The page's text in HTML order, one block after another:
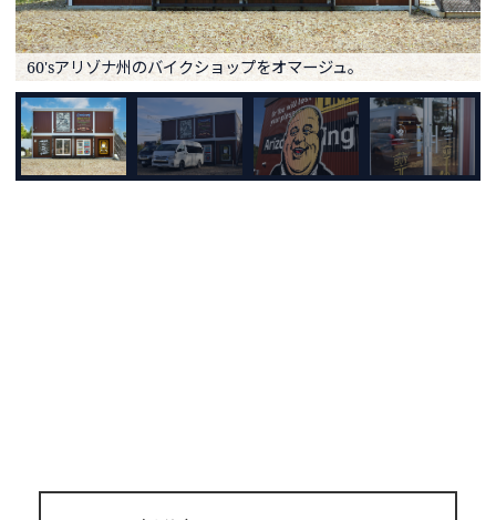
60'sアリゾナ州のバイクショップをオマージュ。